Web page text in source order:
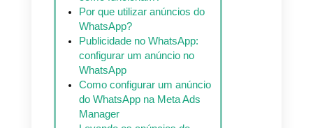
Indice
O que são os anúncios do
WhatsApp?
Anúncios do WhatsApp:
como funcionam?
Por que utilizar anúncios do